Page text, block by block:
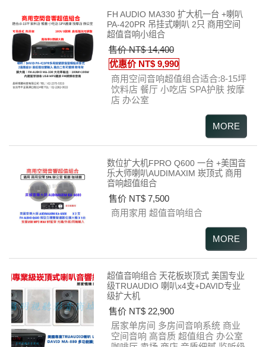
FH AUDIO MA330 扩大机一台 +喇叭
PA-420PR 吊挂式喇叭 2只 商用空间
超值音响小组合
售价 NT$ 14,400
优惠价 NT$ 9,990
商用空间音响超值组合适合:8-15坪
饮料店 餐厅 小吃店 SPA护肤 按摩
店 办公室
数位扩大机FPRO Q600 一台 +美国音
乐大师喇叭AUDIMAXIM 崁顶式 商用
音响超值组合
售价 NT$ 7,500
商用家用 超值音响组合
超值音响组合 天花板崁顶式 美国专业
级TRUAUDIO 喇叭x4支+DAVID专业
级扩大机
售价 NT$ 22,900
居家单房间 多房间音响系统 商业
空间音响 高音质 超值组合 办公室